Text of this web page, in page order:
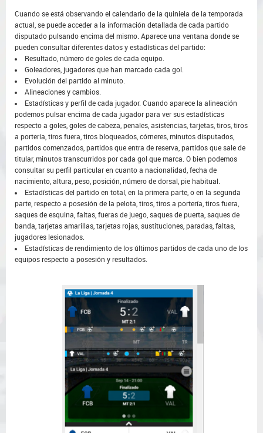
Cuando se está observando el calendario de la quiniela de la temporada
actual, se puede acceder a la información detallada de cada partido
disputado pulsando encima del mismo. Aparece una ventana donde se
pueden consultar diferentes datos y estadísticas del partido:
Resultado, número de goles de cada equipo.
Goleadores, jugadores que han marcado cada gol.
Evolución del partido al minuto.
Alineaciones y cambios.
Estadísticas y perfil de cada jugador. Cuando aparece la alineación
podemos pulsar encima de cada jugador para ver sus estadísticas
respecto a goles, goles de cabeza, penales, asistencias, tarjetas, tiros, tiros
a portería, tiros fuera, tiros bloqueados, córneres, minutos disputados,
partidos comenzados, partidos que entra de reserva, partidos que sale de
titular, minutos transcurridos por cada gol que marca. O bien podemos
consultar su perfil particular en cuanto a nacionalidad, fecha de
nacimiento, altura, peso, posición, número de dorsal, pie habitual.
Estadísticas del partido en total, en la primera parte, o en la segunda
parte, respecto a posesión de la pelota, tiros, tiros a portería, tiros fuera,
saques de esquina, faltas, fueras de juego, saques de puerta, saques de
banda, tarjetas amarillas, tarjetas rojas, sustituciones, paradas, faltas,
jugadores lesionados.
Estadísticas de rendimiento de los últimos partidos de cada uno de los
equipos respecto a posesión y resultados.